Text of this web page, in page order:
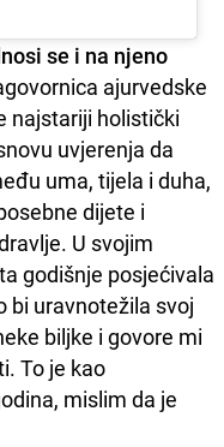
se i na njeno
ajurvedske
najstariji holistički
uvjerenja da
uma, tijela i duha,
dijete i
U svojim
godišnje posjećivala
bi uravnotežila svoj
biljke i govore mi
To je kao
mislim da je